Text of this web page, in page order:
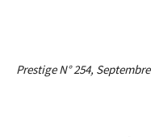
Prestige N° 254,